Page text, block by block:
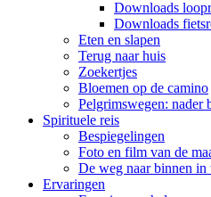
Downloads
Downloads
Eten en slapen
Terug naar huis
Zoekertjes
Bloemen op de camino
Pelgrimswegen: nader
Spirituele reis
Bespiegelingen
Foto en film van de
De weg naar binnen in
Ervaringen